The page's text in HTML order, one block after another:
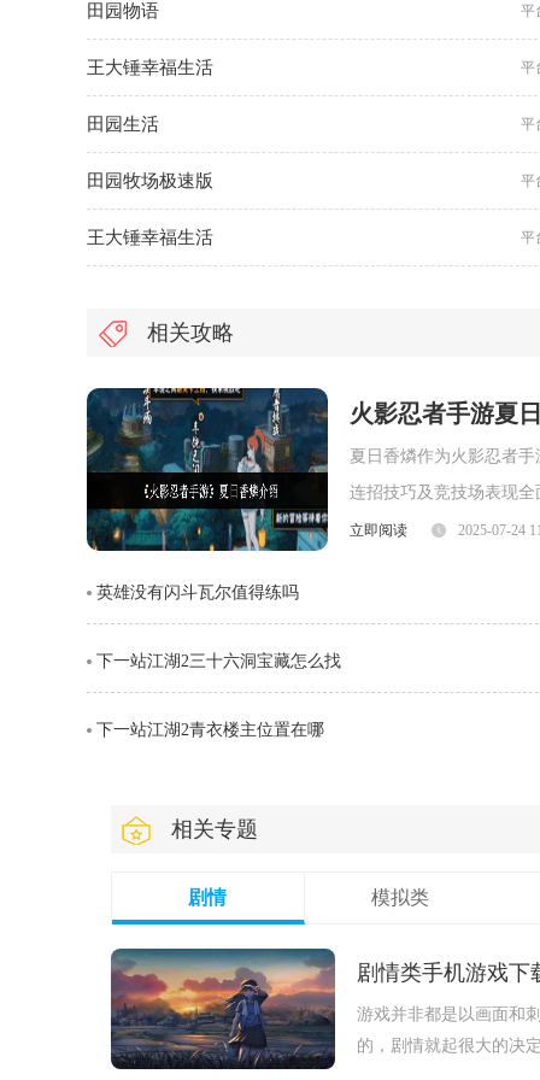
田园物语 平
王大锤幸福生活 平
田园生活 平
田园牧场极速版 平
王大锤幸福生活 平
相关攻略
火影忍者手游夏
夏日香燐作为火影忍者
连招技巧及竞技场表现
面，夏日香燐的普攻为
立即阅读 2025-07-24
英雄没有闪斗瓦尔值得练吗
下一站江湖2三十六洞宝藏怎么找
下一站江湖2青衣楼主位置在哪
相关专题
剧情 模拟类
剧情类手机游戏下
游戏并非都是以画面和
的，剧情就起很大的决